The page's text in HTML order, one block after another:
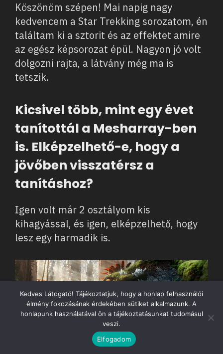
Köszönöm szépen! Mai napig nagy
kedvencem a Star Trekking sorozatom, én
találtam ki a sztorit és az effektet amire
az egész képsorozat épül. Nagyon jó volt
dolgozni rajta, a látvány még ma is
tetszik.
Kicsivel több, mint egy évet
tanítottál a Mesharray-ben
is. Elképzelhető-e, hogy a
jövőben visszatérsz a
tanításhoz?
Igen volt már 2 osztályom kis
kihagyással, és igen, elképzelhető, hogy
lesz egy harmadik is.
Kedves Látogató! Tájékoztatjuk, hogy a honlap felhasználói
élmény fokozásának érdekében sütiket alkalmazunk. A
honlapunk használatával ön a tájékoztatásunkat tudomásul
veszi.
Elfogadom